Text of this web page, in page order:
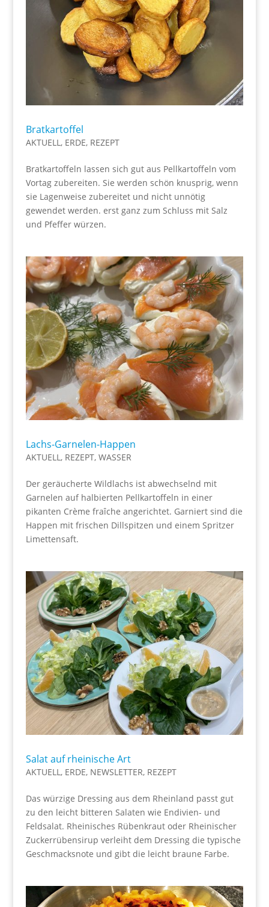
Bratkartoffel
AKTUELL, ERDE, REZEPT
Bratkartoffeln lassen sich gut aus Pellkartoffeln vom
Vortag zubereiten. Sie werden schön knusprig, wenn
sie Lagenweise zubereitet und nicht unnötig
gewendet werden. erst ganz zum Schluss mit Salz
und Pfeffer würzen.
Lachs-Garnelen-Happen
AKTUELL, REZEPT, WASSER
Der geräucherte Wildlachs ist abwechselnd mit
Garnelen auf halbierten Pellkartoffeln in einer
pikanten Crème fraîche angerichtet. Garniert sind die
Happen mit frischen Dillspitzen und einem Spritzer
Limettensaft.
Salat auf rheinische Art
AKTUELL, ERDE, NEWSLETTER, REZEPT
Das würzige Dressing aus dem Rheinland passt gut
zu den leicht bitteren Salaten wie Endivien- und
Feldsalat. Rheinisches Rübenkraut oder Rheinischer
Zuckerrübensirup verleiht dem Dressing die typische
Geschmacksnote und gibt die leicht braune Farbe.